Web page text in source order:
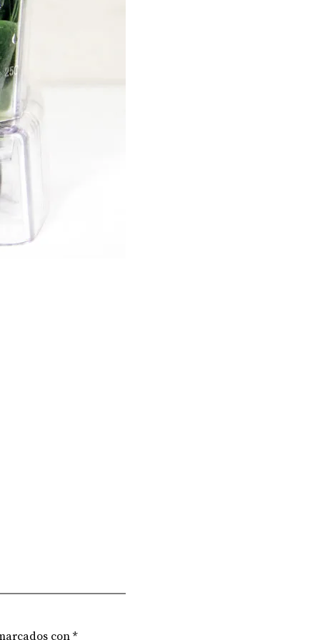
con *